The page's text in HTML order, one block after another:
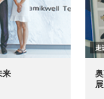
来
走
展